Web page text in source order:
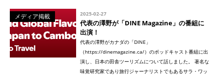
メディア掲載 2025-02-27
代表の澤野が「DINE Magazine」の番組に
出演！
代表の澤野がカナダの「DINE」
（https://dinemagazine.ca/）のポッドキャスト番組に出
演し、日本の田舎ツーリズムについて話しました。 著名な
味覚研究家であり旅行ジャーナリストでもあるサラ・ワッ